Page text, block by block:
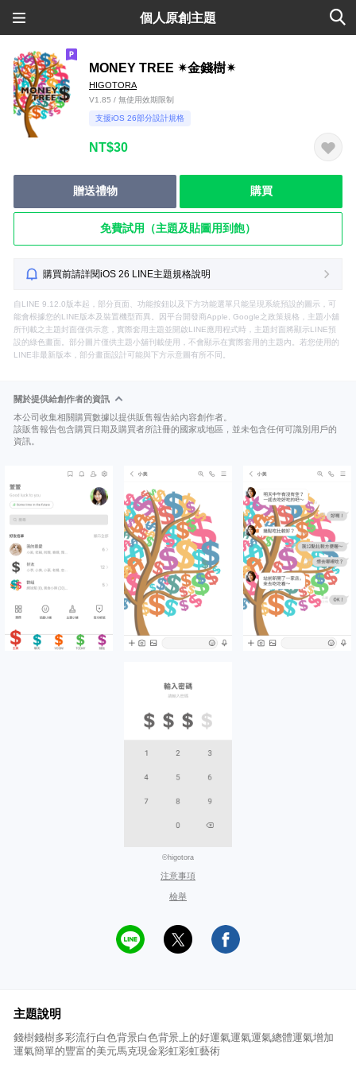
個人原創主題
MONEY TREE ✴︎金錢樹✴︎
HIGOTORA
V1.85 / 無使用效期限制
支援iOS 26部分設計規格
NT$30
贈送禮物 購買
免費試用（主題及貼圖用到飽）
購買前請詳閱iOS 26 LINE主題規格說明
自LINE 9.12.0版本起，部分頁面、功能按鈕以及下方功能選單只能呈現系統預設的圖示，可
能會根據您的LINE版本及裝置機型而異。因平台開發商Apple, Google之政策規格，主題小舖
所刊載之主題封面僅供示意，實際套用主題並開啟LINE應用程式時，主題封面將顯示LINE預
設的綠色畫面。部分圖片僅供主題小舖刊載使用，不會顯示在實際套用的主題內。若您使用的
LINE非最新版本，部分畫面設計可能與下方示意圖有所不同。
關於提供給創作者的資訊
本公司收集相關購買數據以提供販售報告給內容創作者。
該販售報告包含購買日期及購買者所註冊的國家或地區，並未包含任何可識別用戶的
資訊。
©higotora
注意事項
檢舉
主題說明
錢樹錢樹多彩流行白色背景白色背景上的好運氣運氣運氣總體運氣增加
運氣簡單的豐富的美元馬克現金彩虹彩虹藝術